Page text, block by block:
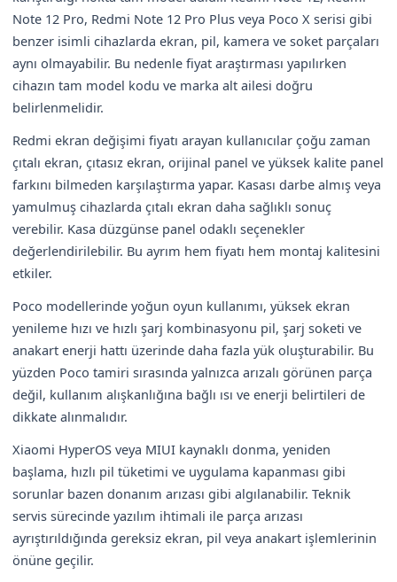
Note 12 Pro, Redmi Note 12 Pro Plus veya Poco X serisi gibi
benzer isimli cihazlarda ekran, pil, kamera ve soket parçaları
aynı olmayabilir. Bu nedenle fiyat araştırması yapılırken
cihazın tam model kodu ve marka alt ailesi doğru
belirlenmelidir.
Redmi ekran değişimi fiyatı arayan kullanıcılar çoğu zaman
çıtalı ekran, çıtasız ekran, orijinal panel ve yüksek kalite panel
farkını bilmeden karşılaştırma yapar. Kasası darbe almış veya
yamulmuş cihazlarda çıtalı ekran daha sağlıklı sonuç
verebilir. Kasa düzgünse panel odaklı seçenekler
değerlendirilebilir. Bu ayrım hem fiyatı hem montaj kalitesini
etkiler.
Poco modellerinde yoğun oyun kullanımı, yüksek ekran
yenileme hızı ve hızlı şarj kombinasyonu pil, şarj soketi ve
anakart enerji hattı üzerinde daha fazla yük oluşturabilir. Bu
yüzden Poco tamiri sırasında yalnızca arızalı görünen parça
değil, kullanım alışkanlığına bağlı ısı ve enerji belirtileri de
dikkate alınmalıdır.
Xiaomi HyperOS veya MIUI kaynaklı donma, yeniden
başlama, hızlı pil tüketimi ve uygulama kapanması gibi
sorunlar bazen donanım arızası gibi algılanabilir. Teknik
servis sürecinde yazılım ihtimali ile parça arızası
ayrıştırıldığında gereksiz ekran, pil veya anakart işlemlerinin
önüne geçilir.